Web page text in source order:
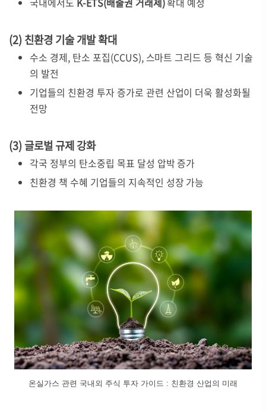
(2) 친환경 기술 개발 확대
수소 경제, 탄소 포집(CCUS), 스마트 그리드 등 혁신 기술
의 발전
기업들의 친환경 투자 증가로 관련 산업이 더욱 활성화될
전망
(3) 글로벌 규제 강화
각국 정부의 탄소중립 목표 달성 압박 증가
친환경 책 수혜 기업들의 지속적인 성장 가능
온실가스 관련 국내외 주식 투자 가이드 : 친환경 산업의 미래